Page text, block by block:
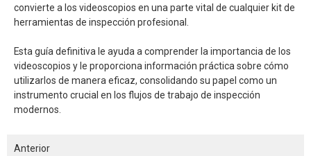
convierte a los videoscopios en una parte vital de cualquier kit de
herramientas de inspección profesional.
Esta guía definitiva le ayuda a comprender la importancia de los
videoscopios y le proporciona información práctica sobre cómo
utilizarlos de manera eficaz, consolidando su papel como un
instrumento crucial en los flujos de trabajo de inspección
modernos.
Anterior